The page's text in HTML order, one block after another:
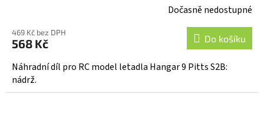
Dočasně nedostupné
469 Kč bez DPH
568 Kč Do košíku
Náhradní díl pro RC model letadla Hangar 9 Pitts S2B:
nádrž.